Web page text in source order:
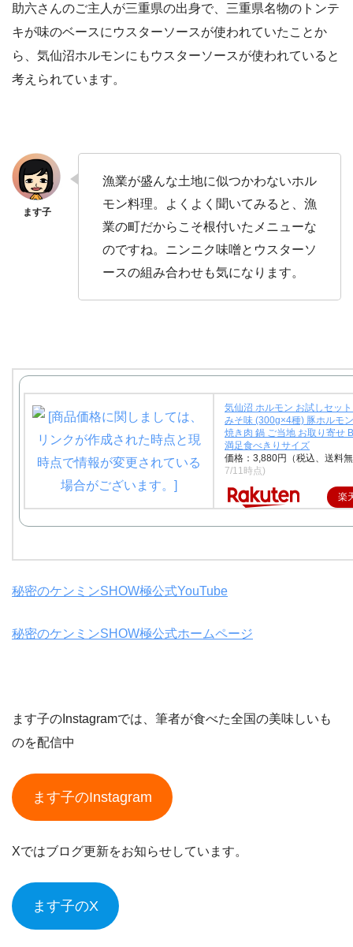
助六さんのご主人が三重県の出身で、三重県名物のトンテ
キが味のベースにウスターソースが使われていたことか
ら、気仙沼ホルモンにもウスターソースが使われていると
考えられています。
漁業が盛んな土地に似つかわないホル
モン料理。よくよく聞いてみると、漁
業の町だからこそ根付いたメニューな
のですね。ニンニク味噌とウスターソ
ースの組み合わせも気になります。
気仙沼 ホルモン お試しセッ
みそ味 (300g×4種) 豚ホルモ
焼き肉 鍋 ご当地 お取り寄せ
満足食べきりサイズ
価格：3,880円（税込、送料
7/11時点)
楽
秘密のケンミンSHOW極公式YouTube
秘密のケンミンSHOW極公式ホームページ
ます子のInstagramでは、筆者が食べた全国の美味しいも
のを配信中
ます子のInstagram
Xではブログ更新をお知らせしています。
ます子のX